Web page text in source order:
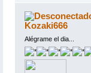
Kozaki666
Alégrame el dia...